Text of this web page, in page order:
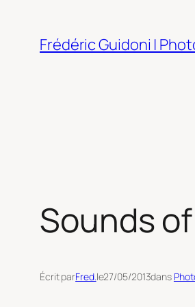
contenu
Frédéric Guidoni |
Sounds
Écrit parFred.le27/05/2013dans